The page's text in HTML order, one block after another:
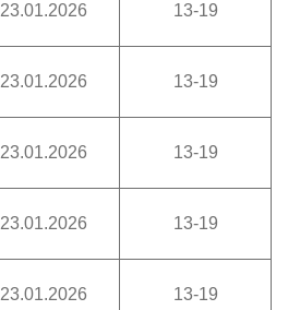
23.01.2026 13-19
23.01.2026 13-19
23.01.2026 13-19
23.01.2026 13-19
23.01.2026 13-19